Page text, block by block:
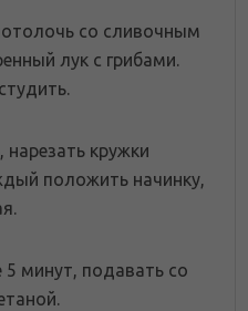
со сливочным
лук с грибами.
нарезать кружки
положить начинку,
минут, подавать со